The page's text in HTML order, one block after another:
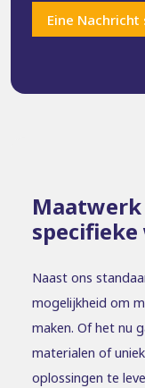
Eine Nachricht
specifieke
Naast ons
mogelijkheid om
maken. Of het nu
materialen of
oplossingen te